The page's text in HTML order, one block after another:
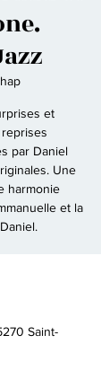
et
par Daniel
Une
harmonie
et la
Saint-